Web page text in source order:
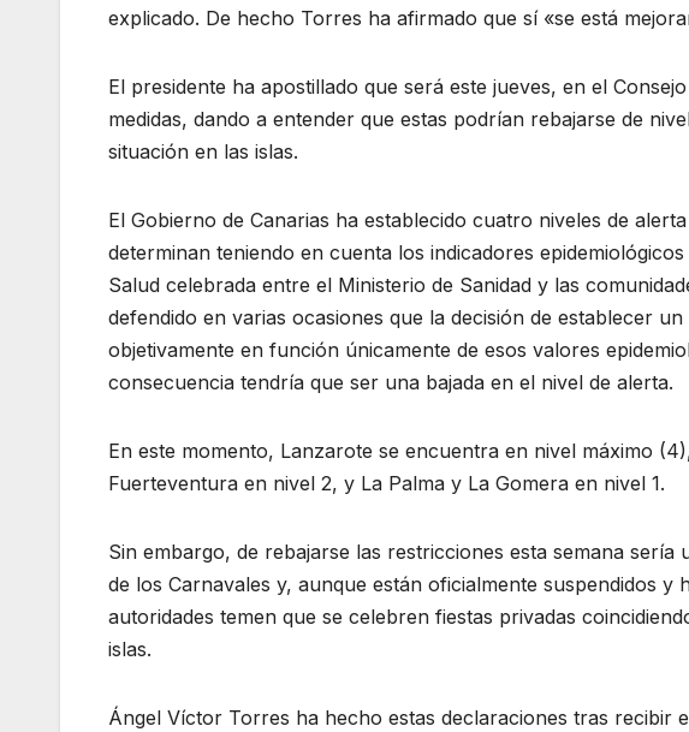
explicado. De hecho Torres ha afirmado que sí «se está
El presidente ha apostillado que será este jueves, en el
medidas, dando a entender que estas podrían rebajarse de
situación en las islas.
El Gobierno de Canarias ha establecido cuatro niveles de
determinan teniendo en cuenta los indicadores
Salud celebrada entre el Ministerio de Sanidad y las
defendido en varias ocasiones que la decisión de establecer
objetivamente en función únicamente de esos valores
consecuencia tendría que ser una bajada en el nivel de alerta.
En este momento, Lanzarote se encuentra en nivel máximo
Fuerteventura en nivel 2, y La Palma y La Gomera en nivel 1.
Sin embargo, de rebajarse las restricciones esta semana
de los Carnavales y, aunque están oficialmente suspendidos
autoridades temen que se celebren fiestas privadas
islas.
Ángel Víctor Torres ha hecho estas declaraciones tras recibir